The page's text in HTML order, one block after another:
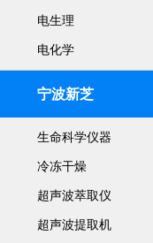
电生理
电化学
宁波新芝
生命科学仪器
冷冻干燥
超声波萃取仪
超声波提取机